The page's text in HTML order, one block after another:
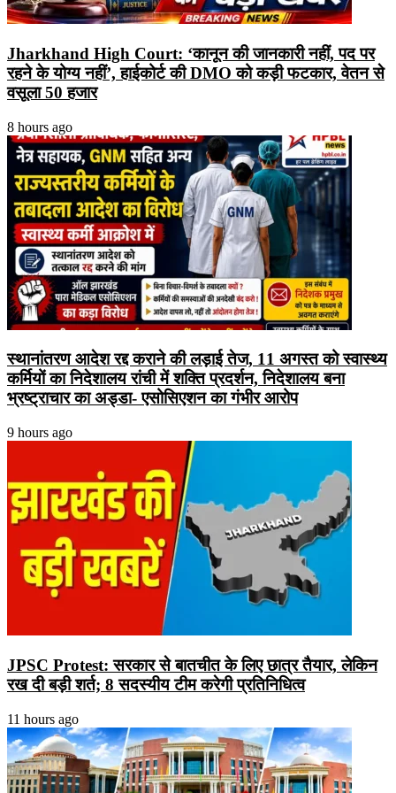
Jharkhand High Court: ‘कानून की जानकारी नहीं, पद पर
रहने के योग्य नहीं’, हाईकोर्ट की DMO को कड़ी फटकार, वेतन से
वसूला 50 हजार
8 hours ago
स्थानांतरण आदेश रद्द कराने की लड़ाई तेज, 11 अगस्त को स्वास्थ्य
कर्मियों का निदेशालय रांची में शक्ति प्रदर्शन, निदेशालय बना
भ्रष्ट्राचार का अड्डा- एसोसिएशन का गंभीर आरोप
9 hours ago
JPSC Protest: सरकार से बातचीत के लिए छात्र तैयार, लेकिन
रख दी बड़ी शर्त; 8 सदस्यीय टीम करेगी प्रतिनिधित्व
11 hours ago